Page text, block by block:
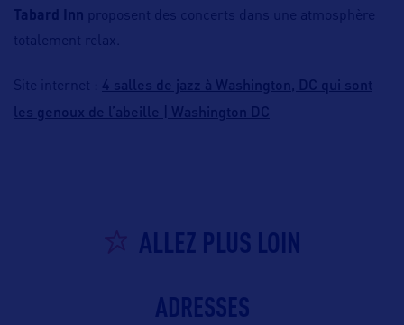
Tabard Inn proposent des concerts dans une atmosphère
totalement relax.
Site internet : 4 salles de jazz à Washington, DC qui sont
les genoux de l’abeille | Washington DC
ALLEZ PLUS LOIN
ADRESSES